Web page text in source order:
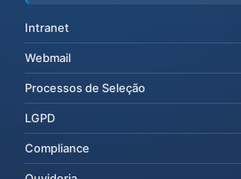
Intranet
Webmail
Processos de Seleção
LGPD
Compliance